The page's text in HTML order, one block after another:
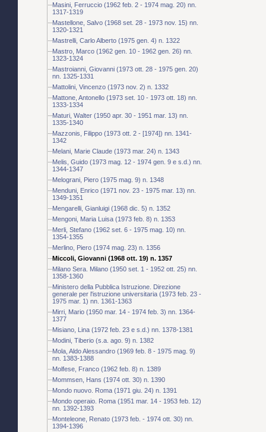
Masini, Ferruccio (1962 feb. 2 - 1974 mag. 20) nn.
1317-1319
Mastellone, Salvo (1968 set. 28 - 1973 nov. 15) nn.
1320-1321
Mastrelli, Carlo Alberto (1975 gen. 4) n. 1322
Mastro, Marco (1962 gen. 10 - 1962 gen. 26) nn.
1323-1324
Mastroianni, Giovanni (1973 ott. 28 - 1975 gen. 20)
nn. 1325-1331
Mattolini, Vincenzo (1973 nov. 2) n. 1332
Mattone, Antonello (1973 set. 10 - 1973 ott. 18) nn.
1333-1334
Maturi, Walter (1950 apr. 30 - 1951 mar. 13) nn.
1335-1340
Mazzonis, Filippo (1973 ott. 2 - [1974]) nn. 1341-
1342
Melani, Marie Claude (1973 mar. 24) n. 1343
Melis, Guido (1973 mag. 12 - 1974 gen. 9 e s.d.) nn.
1344-1347
Melograni, Piero (1975 mag. 9) n. 1348
Menduni, Enrico (1971 nov. 23 - 1975 mar. 13) nn.
1349-1351
Mengarelli, Gianluigi (1968 dic. 5) n. 1352
Mengoni, Maria Luisa (1973 feb. 8) n. 1353
Merli, Stefano (1962 set. 6 - 1975 mag. 10) nn.
1354-1355
Merlino, Piero (1974 mag. 23) n. 1356
Miccoli, Giovanni (1968 ott. 19) n. 1357
Milano Sera. Milano (1950 set. 1 - 1952 ott. 25) nn.
1358-1360
Ministero della Pubblica Istruzione. Direzione
generale per l'istruzione universitaria (1973 feb. 23 -
1975 mar. 1) nn. 1361-1363
Mirri, Mario (1950 mar. 14 - 1974 feb. 3) nn. 1364-
1377
Misiano, Lina (1972 feb. 23 e s.d.) nn. 1378-1381
Modini, Tiberio (s.a. ago. 9) n. 1382
Mola, Aldo Alessandro (1969 feb. 8 - 1975 mag. 9)
nn. 1383-1388
Molfese, Franco (1962 feb. 8) n. 1389
Mommsen, Hans (1974 ott. 30) n. 1390
Mondo nuovo. Roma (1971 giu. 24) n. 1391
Mondo operaio. Roma (1951 mar. 14 - 1953 feb. 12)
nn. 1392-1393
Monteleone, Renato (1973 feb. - 1974 ott. 30) nn.
1394-1396